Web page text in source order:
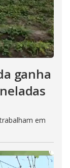
ganha
em